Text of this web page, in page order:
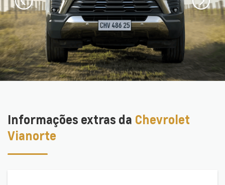
Informações extras da Chevrolet
Vianorte